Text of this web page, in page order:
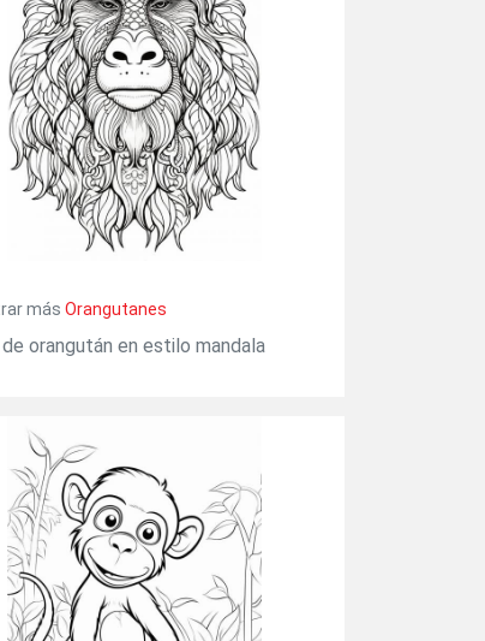
más Orangutanes
de orangután en estilo mandala